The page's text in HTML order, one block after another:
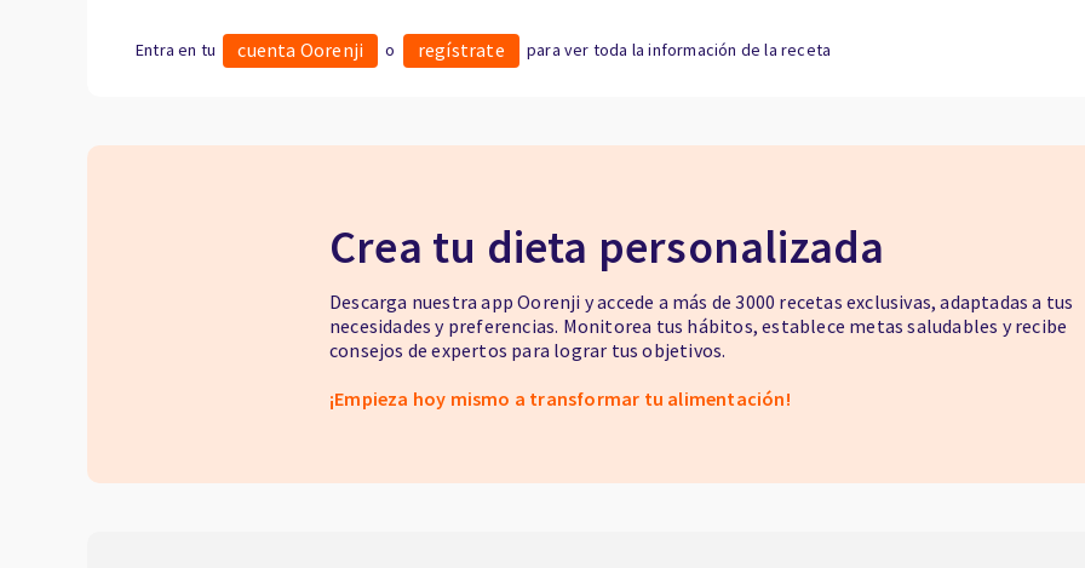
Entra en tu cuenta Oorenji o regístrate para ver toda la información de la receta
Crea tu dieta personalizada
Descarga nuestra app Oorenji y accede a más de 3000 recetas exclusivas, adaptadas a tus
necesidades y preferencias. Monitorea tus hábitos, establece metas saludables y recibe
consejos de expertos para lograr tus objetivos.
¡Empieza hoy mismo a transformar tu alimentación!